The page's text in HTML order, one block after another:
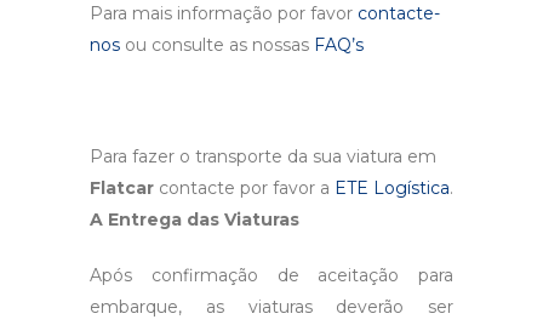
Para mais informação por favor contacte-
nos ou consulte as nossas FAQ’s
Para fazer o transporte da sua viatura em
Flatcar contacte por favor a ETE Logística.
A Entrega das Viaturas
Após confirmação de aceitação para
embarque, as viaturas deverão ser